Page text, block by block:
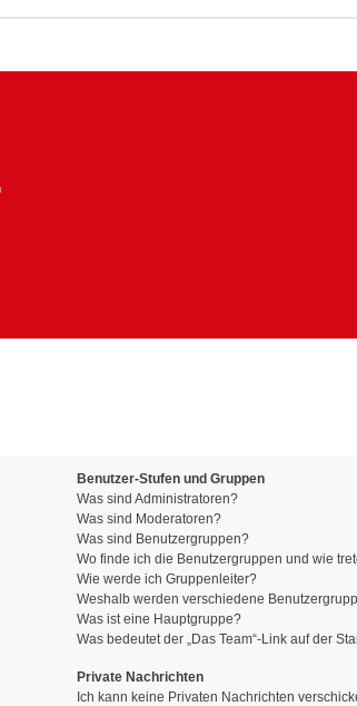
Benutzer-Stufen und Gruppen
Was sind Administratoren?
Was sind Moderatoren?
Was sind Benutzergruppen?
Wo finde ich die Benutzergruppen und wie
Wie werde ich Gruppenleiter?
Weshalb werden verschiedene
Was ist eine Hauptgruppe?
Was bedeutet der „Das Team“-Link auf der
Private Nachrichten
Ich kann keine Privaten Nachrichten